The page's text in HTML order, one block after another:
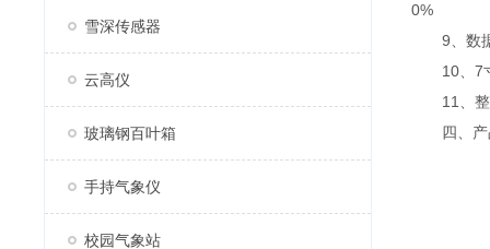
雪深传感器
云高仪
玻璃钢百叶箱
手持气象仪
校园气象站
0%
9、数据
10、7寸
11、整
四、产